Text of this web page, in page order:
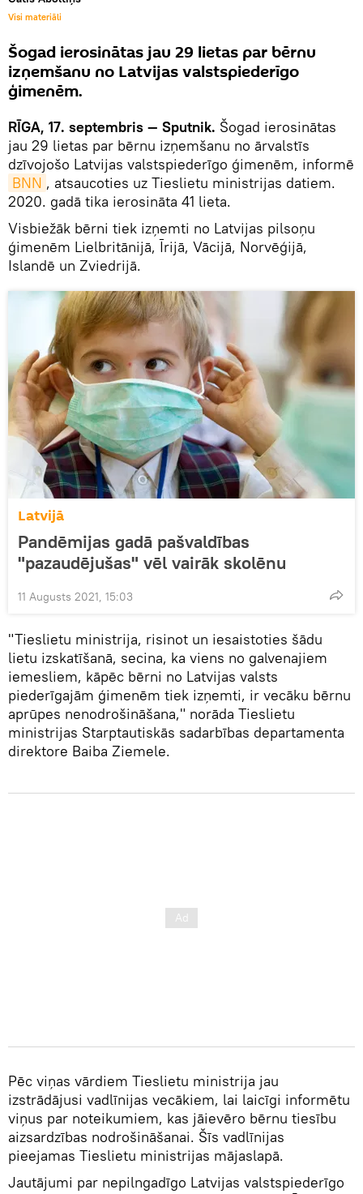
Visi materiāli
Šogad ierosinātas jau 29 lietas par bērnu
izņemšanu no Latvijas valstspiederīgo
ģimenēm.
RĪGA, 17. septembris — Sputnik. Šogad ierosinātas
jau 29 lietas par bērnu izņemšanu no ārvalstīs
dzīvojošo Latvijas valstspiederīgo ģimenēm, informē
BNN , atsaucoties uz Tieslietu ministrijas datiem.
2020. gadā tika ierosināta 41 lieta.
Visbiežāk bērni tiek izņemti no Latvijas pilsoņu
ģimenēm Lielbritānijā, Īrijā, Vācijā, Norvēģijā,
Islandē un Zviedrijā.
Latvijā
Pandēmijas gadā pašvaldības
"pazaudējušas" vēl vairāk skolēnu
11 Augusts 2021, 15:03
"Tieslietu ministrija, risinot un iesaistoties šādu
lietu izskatīšanā, secina, ka viens no galvenajiem
iemesliem, kāpēc bērni no Latvijas valsts
piederīgajām ģimenēm tiek izņemti, ir vecāku bērnu
aprūpes nenodrošināšana," norāda Tieslietu
ministrijas Starptautiskās sadarbības departamenta
direktore Baiba Ziemele.
Pēc viņas vārdiem Tieslietu ministrija jau
izstrādājusi vadlīnijas vecākiem, lai laicīgi informētu
viņus par noteikumiem, kas jāievēro bērnu tiesību
aizsardzības nodrošināšanai. Šīs vadlīnijas
pieejamas Tieslietu ministrijas mājaslapā.
Jautājumi par nepilngadīgo Latvijas valstspiederīgo